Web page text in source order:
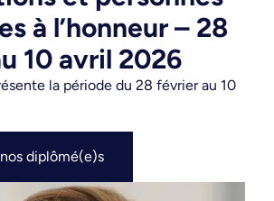
à l’honneur – 28
10 avril 2026
la période du 28 février au 10
diplômé(e)s